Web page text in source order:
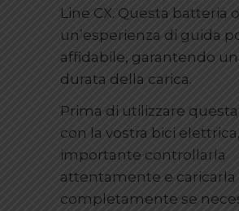
Line CX. Questa batteria
un’esperienza di guida
affidabile, garantendo
durata della carica.
Prima di utilizzare
con la vostra bici
importante controllarla
attentamente e caricarla
completamente se